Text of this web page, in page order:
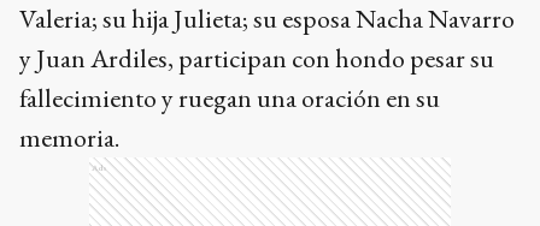
Valeria; su hija Julieta; su esposa Nacha Navarro
y Juan Ardiles, participan con hondo pesar su
fallecimiento y ruegan una oración en su
memoria.
Ads